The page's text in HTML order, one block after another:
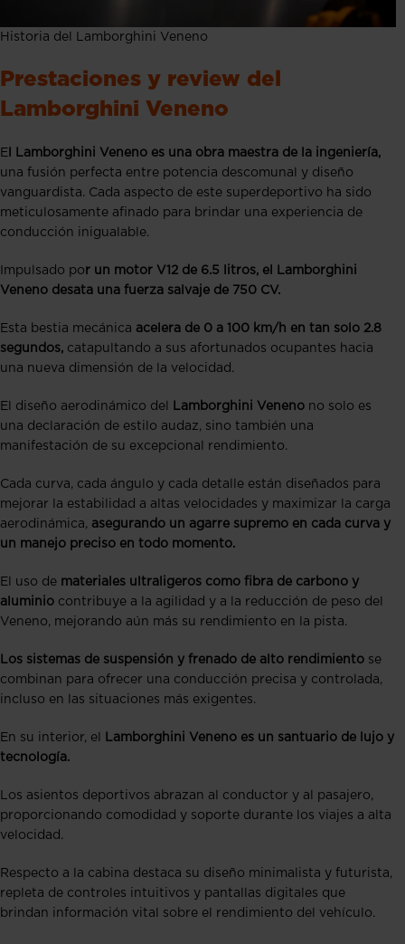
Historia del Lamborghini Veneno
Prestaciones y review del
Lamborghini Veneno
E l Lamborghini Veneno es una obra maestra de la ingeniería,
una fusión perfecta entre potencia descomunal y diseño
vanguardista. Cada aspecto de este superdeportivo ha sido
meticulosamente afinado para brindar una experiencia de
conducción inigualable.
Impulsado po r un motor V12 de 6.5 litros, el Lamborghini
Veneno desata una fuerza salvaje de 750 CV.
Esta bestia mecánica acelera de 0 a 100 km/h en tan solo 2.8
segundos, catapultando a sus afortunados ocupantes hacia
una nueva dimensión de la velocidad.
El diseño aerodinámico del Lamborghini Veneno no solo es
una declaración de estilo audaz, sino también una
manifestación de su excepcional rendimiento.
Cada curva, cada ángulo y cada detalle están diseñados para
mejorar la estabilidad a altas velocidades y maximizar la carga
aerodinámica, asegurando un agarre supremo en cada curva y
un manejo preciso en todo momento.
El uso de materiales ultraligeros como fibra de carbono y
aluminio contribuye a la agilidad y a la reducción de peso del
Veneno, mejorando aún más su rendimiento en la pista.
Los sistemas de suspensión y frenado de alto rendimiento se
combinan para ofrecer una conducción precisa y controlada,
incluso en las situaciones más exigentes.
En su interior, el Lamborghini Veneno es un santuario de lujo y
tecnología.
Los asientos deportivos abrazan al conductor y al pasajero,
proporcionando comodidad y soporte durante los viajes a alta
velocidad.
Respecto a la cabina destaca su diseño minimalista y futurista,
repleta de controles intuitivos y pantallas digitales que
brindan información vital sobre el rendimiento del vehículo.